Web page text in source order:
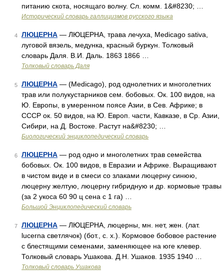
питанию скота, носящаго волну. Сл. комм. 1&#8230; …
Исторический словарь галлицизмов русского языка
4 ЛЮЦЕРНА — ЛЮЦЕРНА, трава лечуха, Medicago sativa,
луговой вязель, медунка, красный буркун. Толковый
словарь Даля. В.И. Даль. 1863 1866 …
Толковый словарь Даля
5 ЛЮЦЕРНА — (Medicago), род однолетних и многолетних
трав или полукустарников сем. бобовых. Ок. 100 видов, на
Ю. Европы, в умеренном поясе Азии, в Сев. Африке; в
СССР ок. 50 видов, на Ю. Европ. части, Кавказе, в Ср. Азии,
Сибири, на Д. Востоке. Растут на&#8230; …
Биологический энциклопедический словарь
6 ЛЮЦЕРНА — род одно и многолетних трав семейства
бобовых. Ок. 100 видов, в Евразии и Африке. Выращивают
в чистом виде и в смеси со злаками люцерну синюю,
люцерну желтую, люцерну гибридную и др. кормовые травы
(за 2 укоса 60 90 ц сена с 1 га) …
Большой Энциклопедический словарь
7 ЛЮЦЕРНА — ЛЮЦЕРНА, люцерны, мн. нет, жен. (лат.
lucerna светлячок) (бот., с. х.). Кормовое бобовое растение
с блестящими семенами, заменяющее на юге клевер.
Толковый словарь Ушакова. Д.Н. Ушаков. 1935 1940 …
Толковый словарь Ушакова